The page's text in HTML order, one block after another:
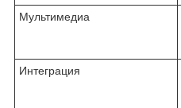
Мультимедиа
Интеграция